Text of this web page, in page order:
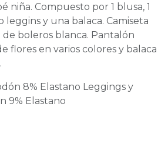
niña. Compuesto por 1 blusa, 1
y una balaca. Camiseta
boleros blanca. Pantalón
flores en varios colores y balaca
8% Elastano Leggings y
9% Elastano